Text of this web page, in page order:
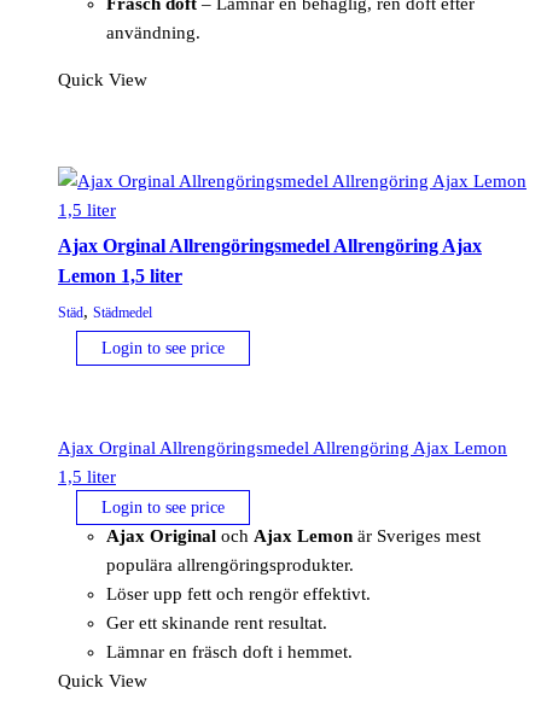
användning.
Quick View
Ajax Orginal Allrengöringsmedel Allrengöring Ajax
Lemon 1,5 liter
Städ, Städmedel
Login to see price
Ajax Orginal Allrengöringsmedel Allrengöring Ajax Lemon
1,5 liter
Login to see price
Ajax Original och Ajax Lemon är Sveriges mest
populära allrengöringsprodukter.
Löser upp fett och rengör effektivt.
Ger ett skinande rent resultat.
Lämnar en fräsch doft i hemmet.
Quick View